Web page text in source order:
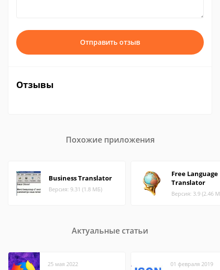
Отправить отзыв
Отзывы
Похожие приложения
Business Translator
Версия: 9.31 (1.8 МБ)
Free Language
Translator
Версия: 3.9 (2.46
Актуальные статьи
25 мая 2022 01 февраля 2019